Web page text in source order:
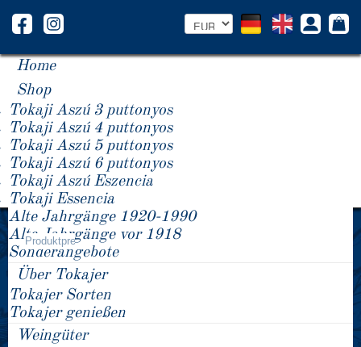
Home
Shop
Tokaji Aszú 3 puttonyos
Tokaji Aszú 4 puttonyos
Tokaji Aszú 5 puttonyos
Tokaji Aszú 6 puttonyos
Tokaji Aszú Eszencia
Tokaji Essencia
Alte Jahrgänge 1920-1990
Alte Jahrgänge vor 1918
Sonderangebote
Über Tokajer
Tokajer Sorten
Tokajer genießen
Weingüter
Jahrgang -/+
Produktpreis